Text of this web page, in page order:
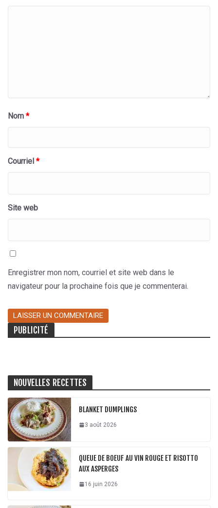
Nom *
Courriel *
Site web
Enregistrer mon nom, courriel et site web dans le
navigateur pour la prochaine fois que je commenterai.
PUBLICITÉ
NOUVELLES RECETTES
BLANKET DUMPLINGS
3 août 2026
QUEUE DE BOEUF AU VIN ROUGE ET RISOTTO
AUX ASPERGES
16 juin 2026